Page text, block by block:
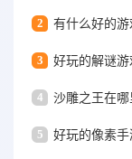
2 有什么好的
3 好玩的解谜
4
5 好玩的像素